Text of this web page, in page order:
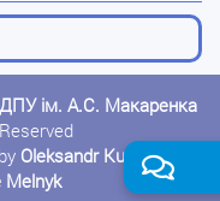
ім. А.С. Макаренка
Oleksandr Kushnerov
Melnyk